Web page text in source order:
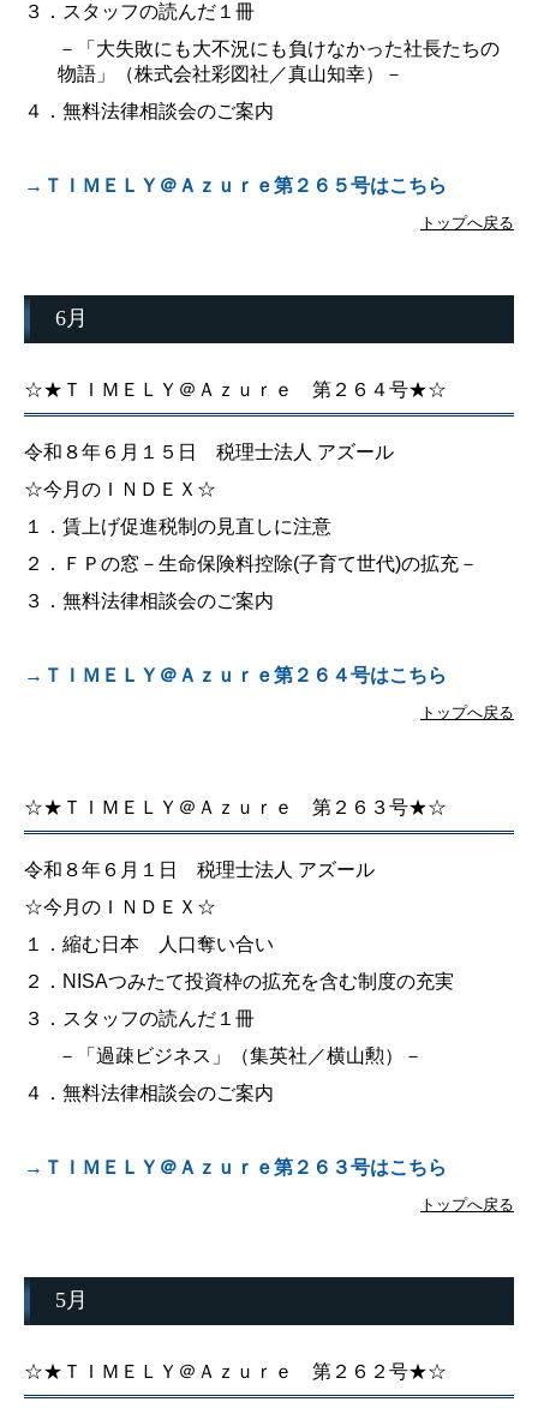
インボイスの実務ポイント特集
定額減税の実務ポイント特集
リンク集
2026年開催セミナー
2023年開催セミナー
2022年開催セミナー
2021年開催セミナー
３． スタッフの読んだ１冊
－
「大失敗にも大不況にも負けなかった社長たちの
物語」（株式会社彩図社／真山知幸）
－
４．無料法律相談会のご案内
→ＴＩＭＥＬＹ＠Ａｚｕｒｅ第２６５号はこちら
トップへ戻る
6月
☆★ＴＩＭＥＬＹ＠Ａｚｕｒｅ 第２６４号★☆
令和８年６月１５日 税理士法人 アズール
☆今月のＩＮＤＥＸ☆
１．賃上げ促進税制の見直しに注意
２．ＦＰの窓－生命保険料控除(子育て世代)の拡充－
３．無料法律相談会のご案内
→ＴＩＭＥＬＹ＠Ａｚｕｒｅ第２６４号はこちら
トップへ戻る
☆★ＴＩＭＥＬＹ＠Ａｚｕｒｅ 第２６３号★☆
令和８年６月１日 税理士法人 アズール
☆今月のＩＮＤＥＸ☆
１．縮む日本 人口奪い合い
２． NISAつみたて投資枠の拡充を含む制度の充実
３． スタッフの読んだ１冊
－
「過疎ビジネス」（集英社／横山勲）
－
４．無料法律相談会のご案内
→ＴＩＭＥＬＹ＠Ａｚｕｒｅ第２６３号はこちら
トップへ戻る
5月
☆★ＴＩＭＥＬＹ＠Ａｚｕｒｅ 第２６２号★☆